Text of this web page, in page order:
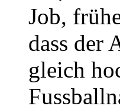
Job,
dass der
gleich